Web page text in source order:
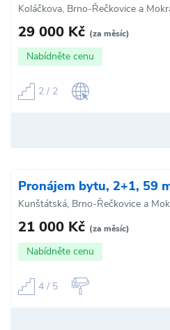
Koláčkova, Brno-Řečkovice a
29 000 Kč (za měsíc)
Nabídněte cenu
2 / 2
Pronájem bytu, 2+1, 59
Kunštátská, Brno-Řečkovice a
21 000 Kč (za měsíc)
Nabídněte cenu
4 / 5